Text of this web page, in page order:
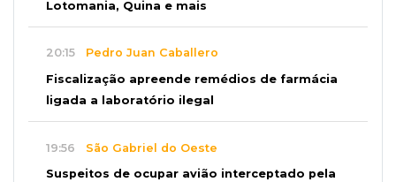
Lotomania, Quina e mais
20:15 Pedro Juan Caballero
Fiscalização apreende remédios de farmácia
ligada a laboratório ilegal
19:56 São Gabriel do Oeste
Suspeitos de ocupar avião interceptado pela